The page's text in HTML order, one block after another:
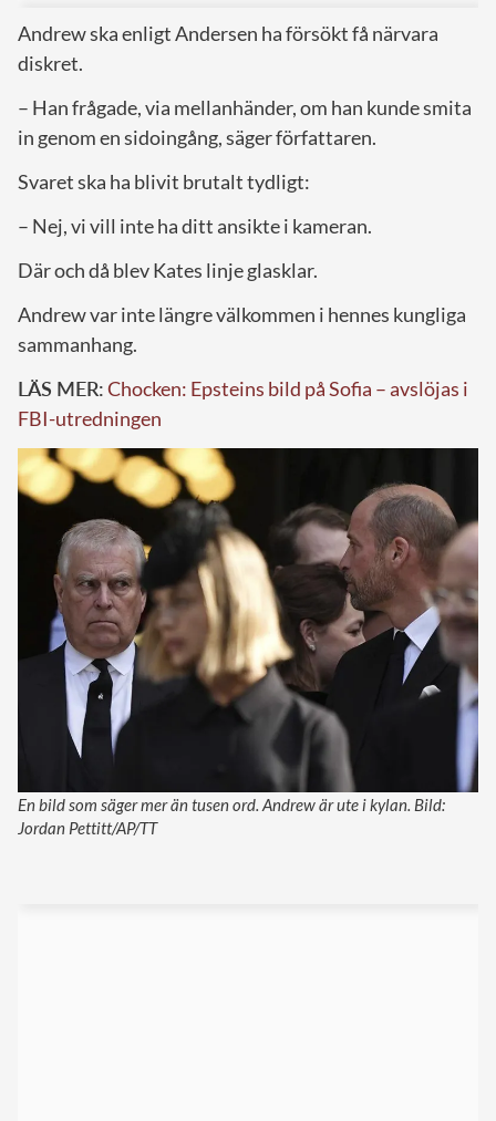
Andrew ska enligt Andersen ha försökt få närvara
diskret.
– Han frågade, via mellanhänder, om han kunde smita
in genom en sidoingång, säger författaren.
Svaret ska ha blivit brutalt tydligt:
– Nej, vi vill inte ha ditt ansikte i kameran.
Där och då blev Kates linje glasklar.
Andrew var inte längre välkommen i hennes kungliga
sammanhang.
LÄS MER:Chocken: Epsteins bild på Sofia – avslöjas i
FBI-utredningen
En bild som säger mer än tusen ord. Andrew är ute i kylan. Bild:
Jordan Pettitt/AP/TT